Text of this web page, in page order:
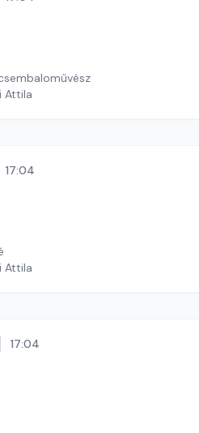
Attila
17:04
Attila
17:04